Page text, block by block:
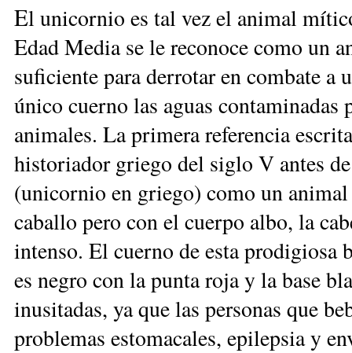
El unicornio es tal vez el animal
Edad Media se le reconoce como un
suficiente para derrotar en combate a
único cuerno las aguas contaminadas
animales. La primera referencia
historiador griego del siglo V antes
(unicornio en griego) como un
caballo pero con el cuerpo albo, la
intenso. El cuerno de esta prodigiosa
es negro con la punta roja y la base
inusitadas, ya que las personas que
problemas estomacales, epilepsia y